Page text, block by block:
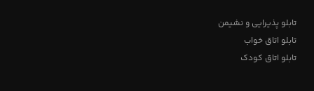
تابلو پذیرایی و نشیمن
تابلو اتاق خواب
تابلو اتاق کودک